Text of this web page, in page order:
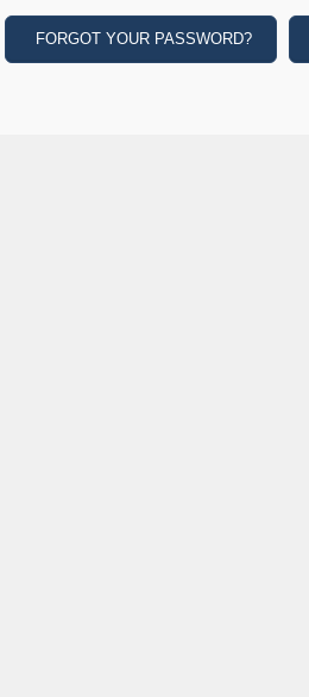
FORGOT YOUR PASSWORD?